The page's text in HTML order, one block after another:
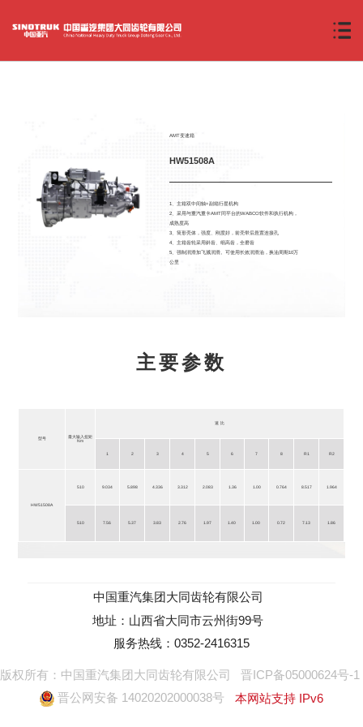
AMT变速箱
HW51508A
1、主箱双中间轴+副箱行星机构
2、采用与重汽重卡AMT同平台的WABCO软件和执行机构，
成熟度高
3、筒形壳体，强度、刚度好，前壳带后悬置连接孔
4、主箱齿轮采用斜齿、细高齿，全磨齿
5、强制润滑加飞溅润滑。可使用长效润滑油，换油周期10万
公里
主要参数
型号
最大输入扭矩
Nm
速 比
1 2 3 4 5 6 7 8 R1 R2
HW51508A
510 9.034 5.898 4.336 3.312 2.083 1.36 1.00 0.764 8.517 1.964
510 7.56 5.37 3.83 2.76 1.97 1.40 1.00 0.72 7.13 1.86
中国重汽集团大同齿轮有限公司
地址：山西省大同市云州街99号
服务热线：0352-2416315
版权所有：中国重汽集团大同齿轮有限公司
晋ICP备05000624号-1
晋公网安备 14020202000038号
本网站支持 IPv6